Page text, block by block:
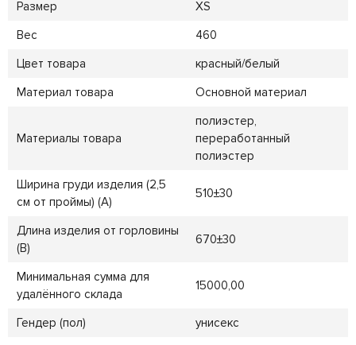
Размер
XS
Вес
460
Цвет товара
красный/белый
Материал товара
Основной материал
Материалы товара
полиэстер,
переработанный
полиэстер
Ширина груди изделия (2,5
см от проймы) (A)
510±30
Длина изделия от горловины
(B)
670±30
Минимальная сумма для
удалённого склада
15000,00
Гендер (пол)
унисекс